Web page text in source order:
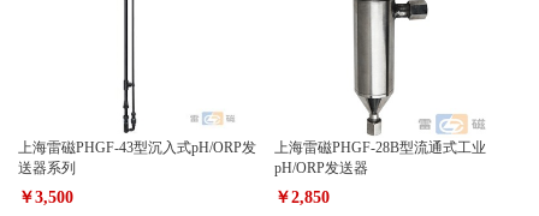
上海雷磁PHGF-43型沉入式pH/ORP发
送器系列
￥3,500
上海雷磁PHGF-28B型流通式工业
pH/ORP发送器
￥2,850